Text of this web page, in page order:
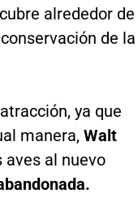
alrededor de
de la
ya que
manera, Walt
al nuevo